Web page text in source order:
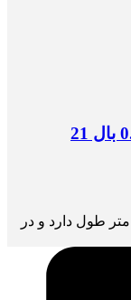
فروش بر اساس شاخه می باشد ، هر شاخه 4 متر طول دارد و در